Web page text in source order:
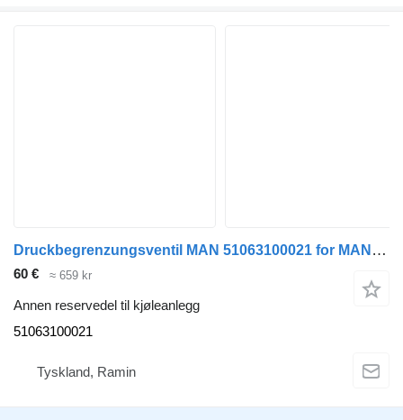
Druckbegrenzungsventil MAN 51063100021 for MAN TGA TGS TGX buss
60 € ≈ 659 kr
Annen reservedel til kjøleanlegg
51063100021
Tyskland, Ramin